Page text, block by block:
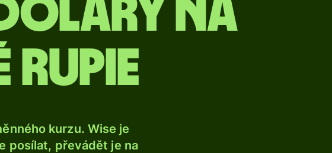
na
rupie
kurzu. Wise je
posílat, převádět je na